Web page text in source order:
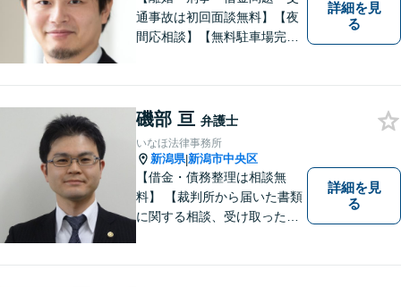
通事故は初回面談無料】【夜
間応相談】【無料駐車場完
個人の方も法人の方も、お気
軽にご相談ください。
詳細を見
る
磯部 亘 弁護士
いなほ法律事務所
新潟県|新潟市中央区
【借金・債務整理は相談無
料】 【裁判所から届いた書類
に関する相談、受け取った督
詳細を見
る